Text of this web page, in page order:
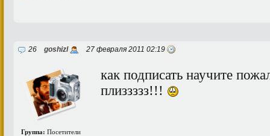
26 goshizl 27 февраля 2011 02:19
Группа: Посетители
как подписать научите
плиззззз!!!